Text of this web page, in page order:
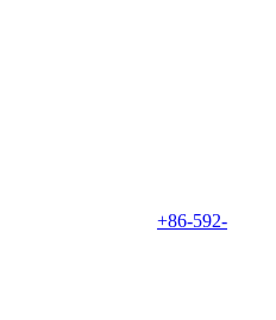
+86-592-